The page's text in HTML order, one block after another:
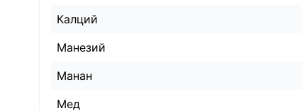
Калций
Манезий
Манан
Мед